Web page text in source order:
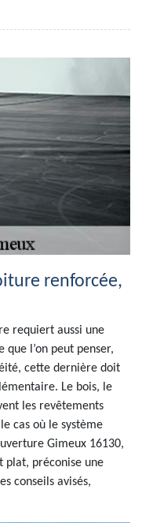
renforcée,
requiert aussi une
l’on peut penser,
cette dernière doit
Le bois, le
les revêtements
cas où le système
Gimeux 16130,
plat, préconise une
conseils avisés,